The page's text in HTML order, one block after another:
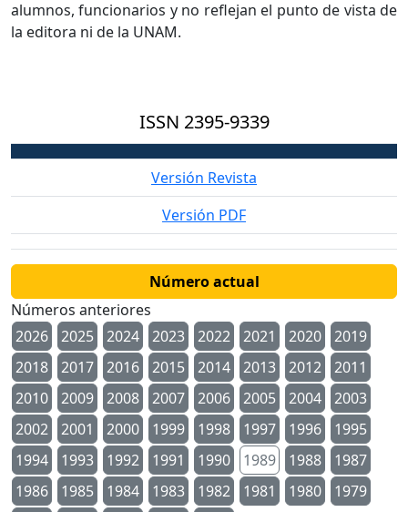
alumnos, funcionarios y no reflejan el punto de vista de
la editora ni de la UNAM.
ISSN 2395-9339
Versión Revista
Versión PDF
Número actual
Números anteriores
2026
2025 2024 2023 2022 2021 2020
2019
2018
2017 2016 2015 2014 2013 2012
2011
2010
2009 2008 2007 2006 2005 2004
2003
2002
2001 2000 1999 1998 1997 1996
1995
1994
1993 1992 1991 1990 1989 1988
1987
1986
1985 1984 1983 1982 1981 1980
1979